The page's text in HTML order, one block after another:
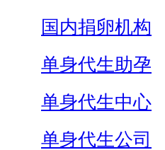
国内捐卵机构
单身代生助孕
单身代生中心
单身代生公司